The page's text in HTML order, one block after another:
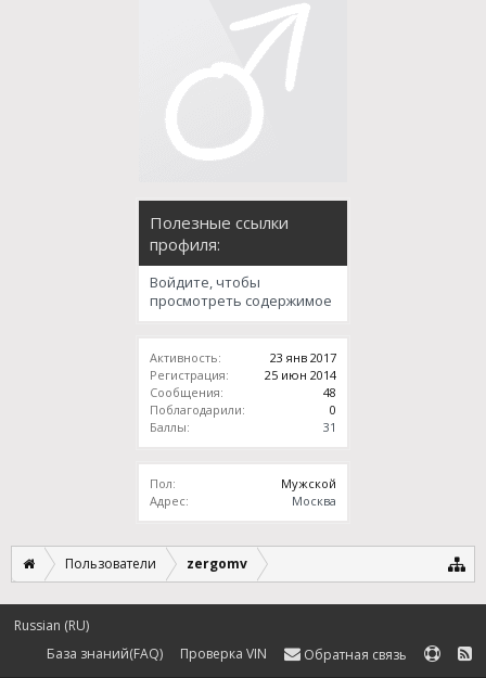
Полезные ссылки
профиля:
Войдите, чтобы
просмотреть содержимое
Активность:
23 янв 2017
Регистрация:
25 июн 2014
Сообщения:
48
Поблагодарили:
0
Баллы:
31
Пол:
Мужской
Адрес:
Москва
Пользователи zergomv
Russian (RU)
База знаний(FAQ)
Проверка VIN Обратная связь